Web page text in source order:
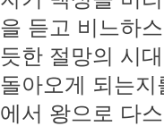
을 듣고 비느하
듯한 절망의 시
돌아오게 되는
에서 왕으로 다